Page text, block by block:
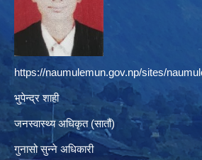
https://naumulemun.gov.np/sites/
भुपेन्द्र शाही
जनस्वास्थ्य अधिकृत (सातौं)
गुनासो सुन्ने अधिकारी